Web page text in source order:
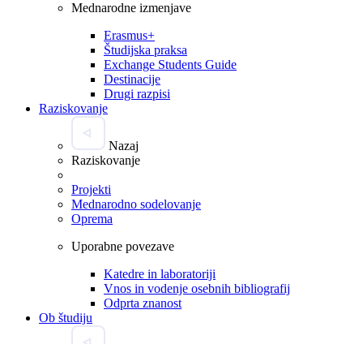
Mednarodne izmenjave
Erasmus+
Študijska praksa
Exchange Students Guide
Destinacije
Drugi razpisi
Raziskovanje
Nazaj
Raziskovanje
Projekti
Mednarodno sodelovanje
Oprema
Uporabne povezave
Katedre in laboratoriji
Vnos in vodenje osebnih bibliografij
Odprta znanost
Ob študiju